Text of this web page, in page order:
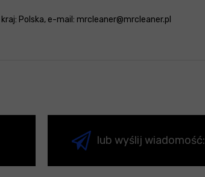
Polska, e-mail: mrcleaner@mrcleaner.pl
lub wyślij wiadomość: